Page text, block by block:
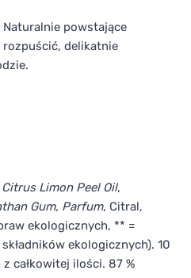
powstające
rozpuścić, delikatnie
Citrus Limon Peel Oil,
Gum, Parfum, Citral,
ekologicznych, ** =
ekologicznych). 10
całkowitej ilości. 87 %